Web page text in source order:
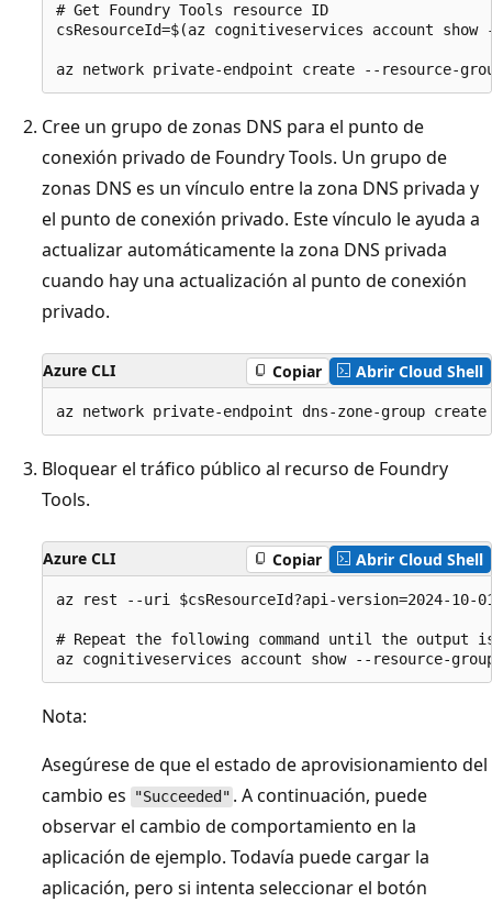
# Get Foundry Tools resource ID
csResourceId=$(az cognitiveservices account
Cree un grupo de zonas DNS para el punto de
conexión privado de Foundry Tools. Un grupo de
zonas DNS es un vínculo entre la zona DNS privada y
el punto de conexión privado. Este vínculo le ayuda a
actualizar automáticamente la zona DNS privada
cuando hay una actualización al punto de conexión
privado.
Azure CLI Copiar Abrir Cloud Shell
Bloquear el tráfico público al recurso de Foundry
Tools.
Azure CLI Copiar Abrir Cloud Shell
az rest --uri $csResourceId?api-version=2024-
# Repeat the following command until the output is
Nota:
Asegúrese de que el estado de aprovisionamiento del
cambio es
"Succeeded" . A continuación, puede
observar el cambio de comportamiento en la
aplicación de ejemplo. Todavía puede cargar la
aplicación, pero si intenta seleccionar el botón